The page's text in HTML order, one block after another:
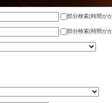
部分検索(時間が
部分検索(時間が